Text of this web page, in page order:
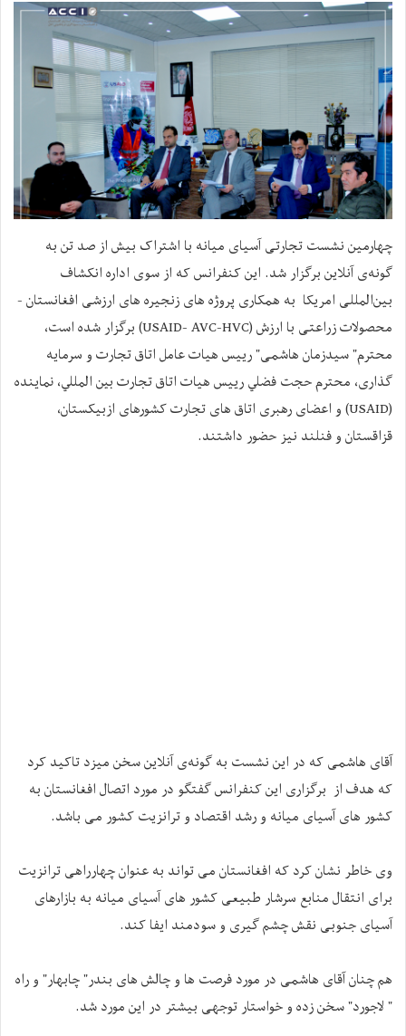
چهارمین نشست تجارتی آسیای میانه با اشتراک بیش از صد تن به
گونه‌ی آنلاین برگزار شد. این کنفرانس که از سوی اداره انکشاف
بین‌المللی امریکا به همکاری پروژه های زنجیره های ارزشی افغانستان -
محصولات زراعتی با ارزش (USAID- AVC-HVC) برگزار شده است،
محترم" سیدزمان هاشمی" رییس هیات عامل اتاق تجارت و سرمایه
گذاری، محترم حجت فضلي رييس هيات اتاق تجارت بين المللي، نماينده
(USAID) و اعضای رهبری اتاق های تجارت کشورهای ازبیکستان،
قزاقستان و فنلند نیز حضور داشتند.
آقای هاشمی که در این نشست به گونه‌ی آنلاین سخن میزد تاکید کرد
که هدف از برگزاری این کنفرانس گفتگو در مورد اتصال افغانستان به
کشور های آسیای میانه و رشد اقتصاد و ترانزیت کشور می باشد.
وی خاطر نشان کرد که افغانستان می تواند به عنوان چهارراهی ترانزیت
برای انتقال منابع سرشار طبیعی کشور های آسیای میانه به بازارهای
آسیای جنوبی نقش چشم گیری و سودمند ایفا کند.
هم چنان آقای هاشمی در مورد فرصت ها و چالش های بندر" چابهار" و راه
" لاجورد" سخن زده و خواستار توجهی بیشتر در این مورد شد.